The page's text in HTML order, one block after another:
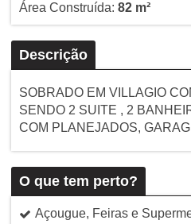
Área Construída: 82 m²
Descrição
SOBRADO EM VILLAGIO
SENDO 2 SUITE , 2
COM PLANEJADOS,
O que tem perto?
Açougue, Feiras e